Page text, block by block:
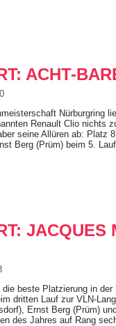
ACHT-
Nürburgring
Renault Clio nichts
seine Allüren ab: Platz
Berg (Prüm) beim 5.
JACQUES
beste Platzierung in
dritten Lauf zur VLN-
Ernst Berg (Prüm)
des Jahres auf Rang